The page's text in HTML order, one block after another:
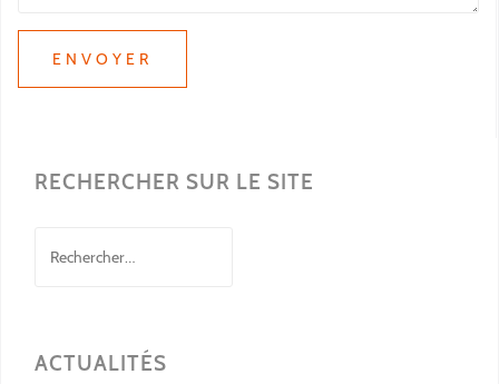
RECHERCHER SUR LE SITE
ACTUALITÉS